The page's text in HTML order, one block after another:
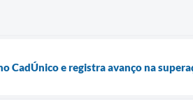
CadÚnico e registra avanço na